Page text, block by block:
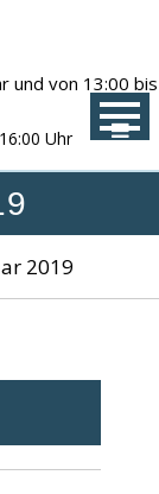
und von 13:00 bis
Uhr
2019